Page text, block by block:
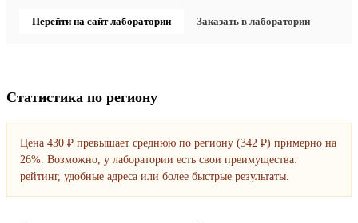
Перейти на сайт лаборатории Заказать в лаборатории
Статистика по региону
Цена 430 ₽ превышает среднюю по региону (342 ₽) примерно на
26%. Возможно, у лаборатории есть свои преимущества:
рейтинг, удобные адреса или более быстрые результаты.